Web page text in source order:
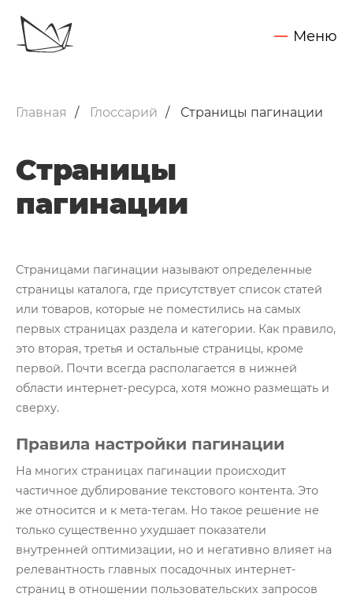
Меню
Главная Глоссарий Страницы пагинации
Страницы
пагинации
Страницами пагинации называют определенные
страницы каталога, где присутствует список статей
или товаров, которые не поместились на самых
первых страницах раздела и категории. Как правило,
это вторая, третья и остальные страницы, кроме
первой. Почти всегда располагается в нижней
области интернет-ресурса, хотя можно размещать и
сверху.
Правила настройки пагинации
На многих страницах пагинации происходит
частичное дублирование текстового контента. Это
же относится и к мета-тегам. Но такое решение не
только существенно ухудшает показатели
внутренней оптимизации, но и негативно влияет на
релевантность главных посадочных интернет-
страниц в отношении пользовательских запросов
Техническая поддержка сайтов
Разработка интернет-сайтов
Внедрение CRM Битрикс24
Кейсы
Блог
Глоссарий
О нас
Нажимая на кнопку "Отправить",
Вы даете согласие на обработку своих персональных данных